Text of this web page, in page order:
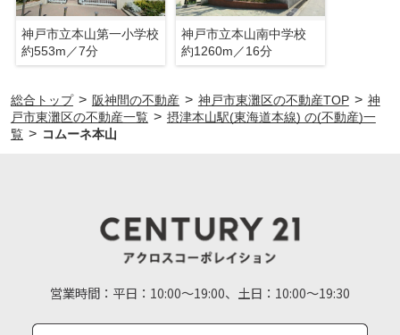
神戸市立本山第一小学校
約553m／7分
神戸市立本山南中学校
約1260m／16分
総合トップ > 阪神間の不動産 > 神戸市東灘区の不動産TOP > 神
戸市東灘区の不動産一覧 > 摂津本山駅(東海道本線) の(不動産)一
覧 > コムーネ本山
営業時間： 平日：10:00～19:00、土日：10:00～19:30